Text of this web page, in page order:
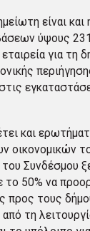
είναι και
ύψους
για τη
και
οικονομικών
Συνδέσμου
50% να
προς τους
τη